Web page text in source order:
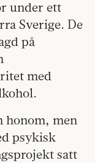
under ett
Sverige. De
på
med
honom, men
psykisk
satt